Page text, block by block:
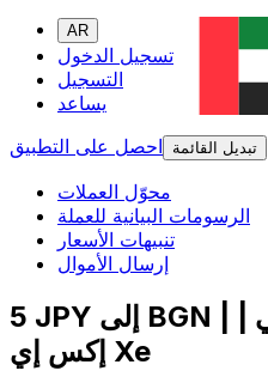
AR
تسجيل الدخول
التسجيل
يساعد
احصل على التطبيق
تبديل القائمة
محوّل العملات
الرسومات البيانية للعملة
تنبيهات الأسعار
إرسال الأموال
5 JPY إلى BGN | حوِّل - إلى الين الياباني |
إكس إي Xe